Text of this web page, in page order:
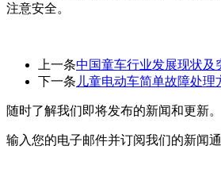
注意安全。
上一条中国童车行业发展现状及
下一条 儿童电动车简单故障处理
随时了解我们即将发布的新闻和更新。
输入您的电子邮件并订阅我们的新闻通